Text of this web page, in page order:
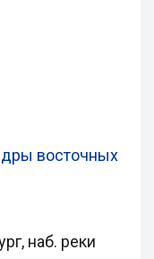
восточных
наб. реки